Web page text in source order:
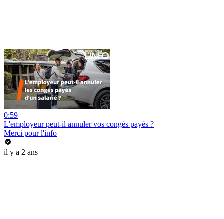
0:59
L'employeur peut-il annuler vos congés payés ?
Merci pour l'info
il y a 2 ans